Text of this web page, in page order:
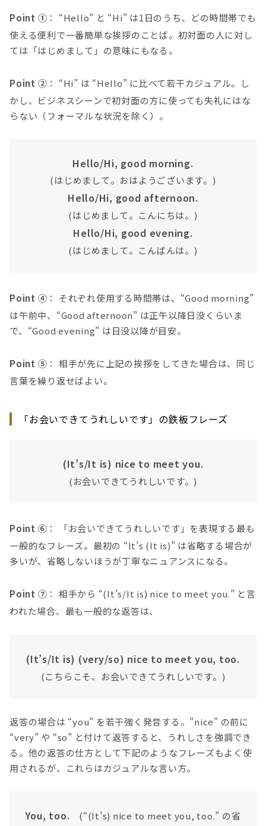
Point ① ： “Hello” と “Hi” は1日のうち、どの時間帯でも
使える便利で一番簡単な挨拶のことば。初対面の人に対し
ては「はじめまして」の意味にもなる。
Point ② ： “Hi” は “Hello” に比べて若干カジュアル。し
かし、ビジネスシーンで初対面の方に使っても失礼にはな
らない（フォーマルな状況を除く）。
Hello/Hi, good morning.
(はじめまして。おはようございます。)
Hello/Hi, good afternoon.
(はじめまして。こんにちは。)
Hello/Hi, good evening.
(はじめまして。こんばんは。)
Point ④ ： それぞれ使用する時間帯は、“Good morning”
は午前中、“Good afternoon” は正午以降日没くらいま
で、“Good evening” は日没以降が目安。
Point ⑤ ： 相手が先に上記の挨拶をしてきた場合は、同じ
言葉を繰り返せばよい。
「お会いできてうれしいです」の鉄板フレーズ
(It’s/It is) nice to meet you.
(お会いできてうれしいです。)
Point ⑥ ： 「お会いできてうれしいです」を表現する最も
一般的なフレーズ。最初の “It’s (It is)” は省略する場合が
多いが、省略しないほうが丁寧なニュアンスになる。
Point ⑦ ： 相手から “(It’s/It is) nice to meet you.” と言
われた場合、最も一般的な返答は、
(It’s/It is) (very/so) nice to meet you, too.
(こちらこそ、お会いできてうれしいです。)
返答の場合は “you” を若干強く発音する。”nice” の前に
“very” や “so” と付けて返答すると、うれしさを強調でき
る。他の返答の仕方として下記のようなフレーズもよく使
用されるが、これらはカジュアルな言い方。
You, too. (“(It’s) nice to meet you, too.” の省